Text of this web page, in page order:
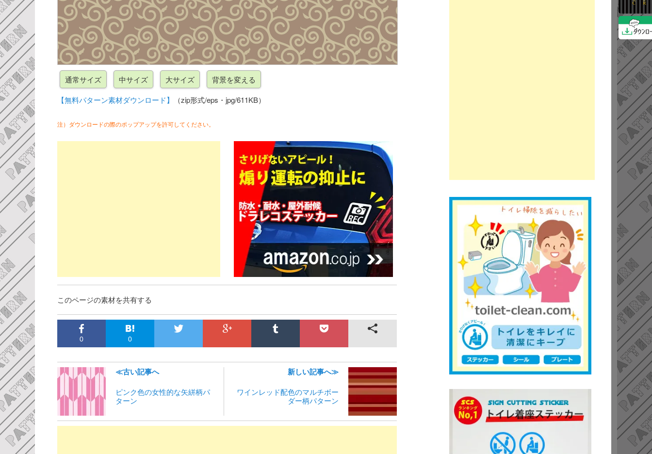
【無料パターン素材ダウンロード】 （zip形式/eps・jpg/611KB）
注）ダウンロードの際のポップアップを許可してください。
このページの素材を共有する
0 0
≪古い記事へ
ピンク色の女性的な矢絣柄パ
ターン
新しい記事へ≫
ワインレッド配色のマルチボー
ダー柄パターン